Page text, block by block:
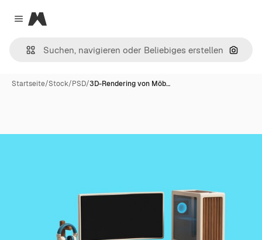
Close menu
Magnific
Nach
Startseite/Stock/PSD/3D-Rendering von Möb…